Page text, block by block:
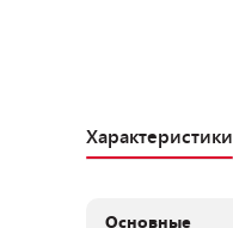
Характеристики
Основные